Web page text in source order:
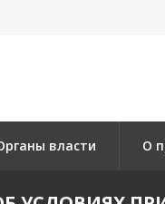
власти О